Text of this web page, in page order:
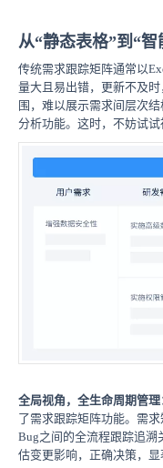
从“静态表格”到“
传统需求跟踪矩阵通常以
量大且易出错，更新不及
围，难以展示需求间层次
分析功能。这时，不妨试试
全局视角，全生命周期管理
了需求跟踪矩阵功能。需
Bug之间的全流程跟踪追溯
估变更影响，正确决策，显